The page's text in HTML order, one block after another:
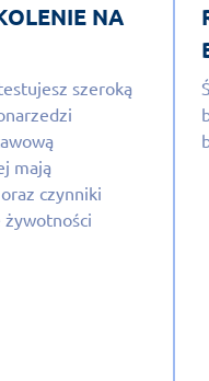
NA
szeroką
mają
czynniki
żywotności